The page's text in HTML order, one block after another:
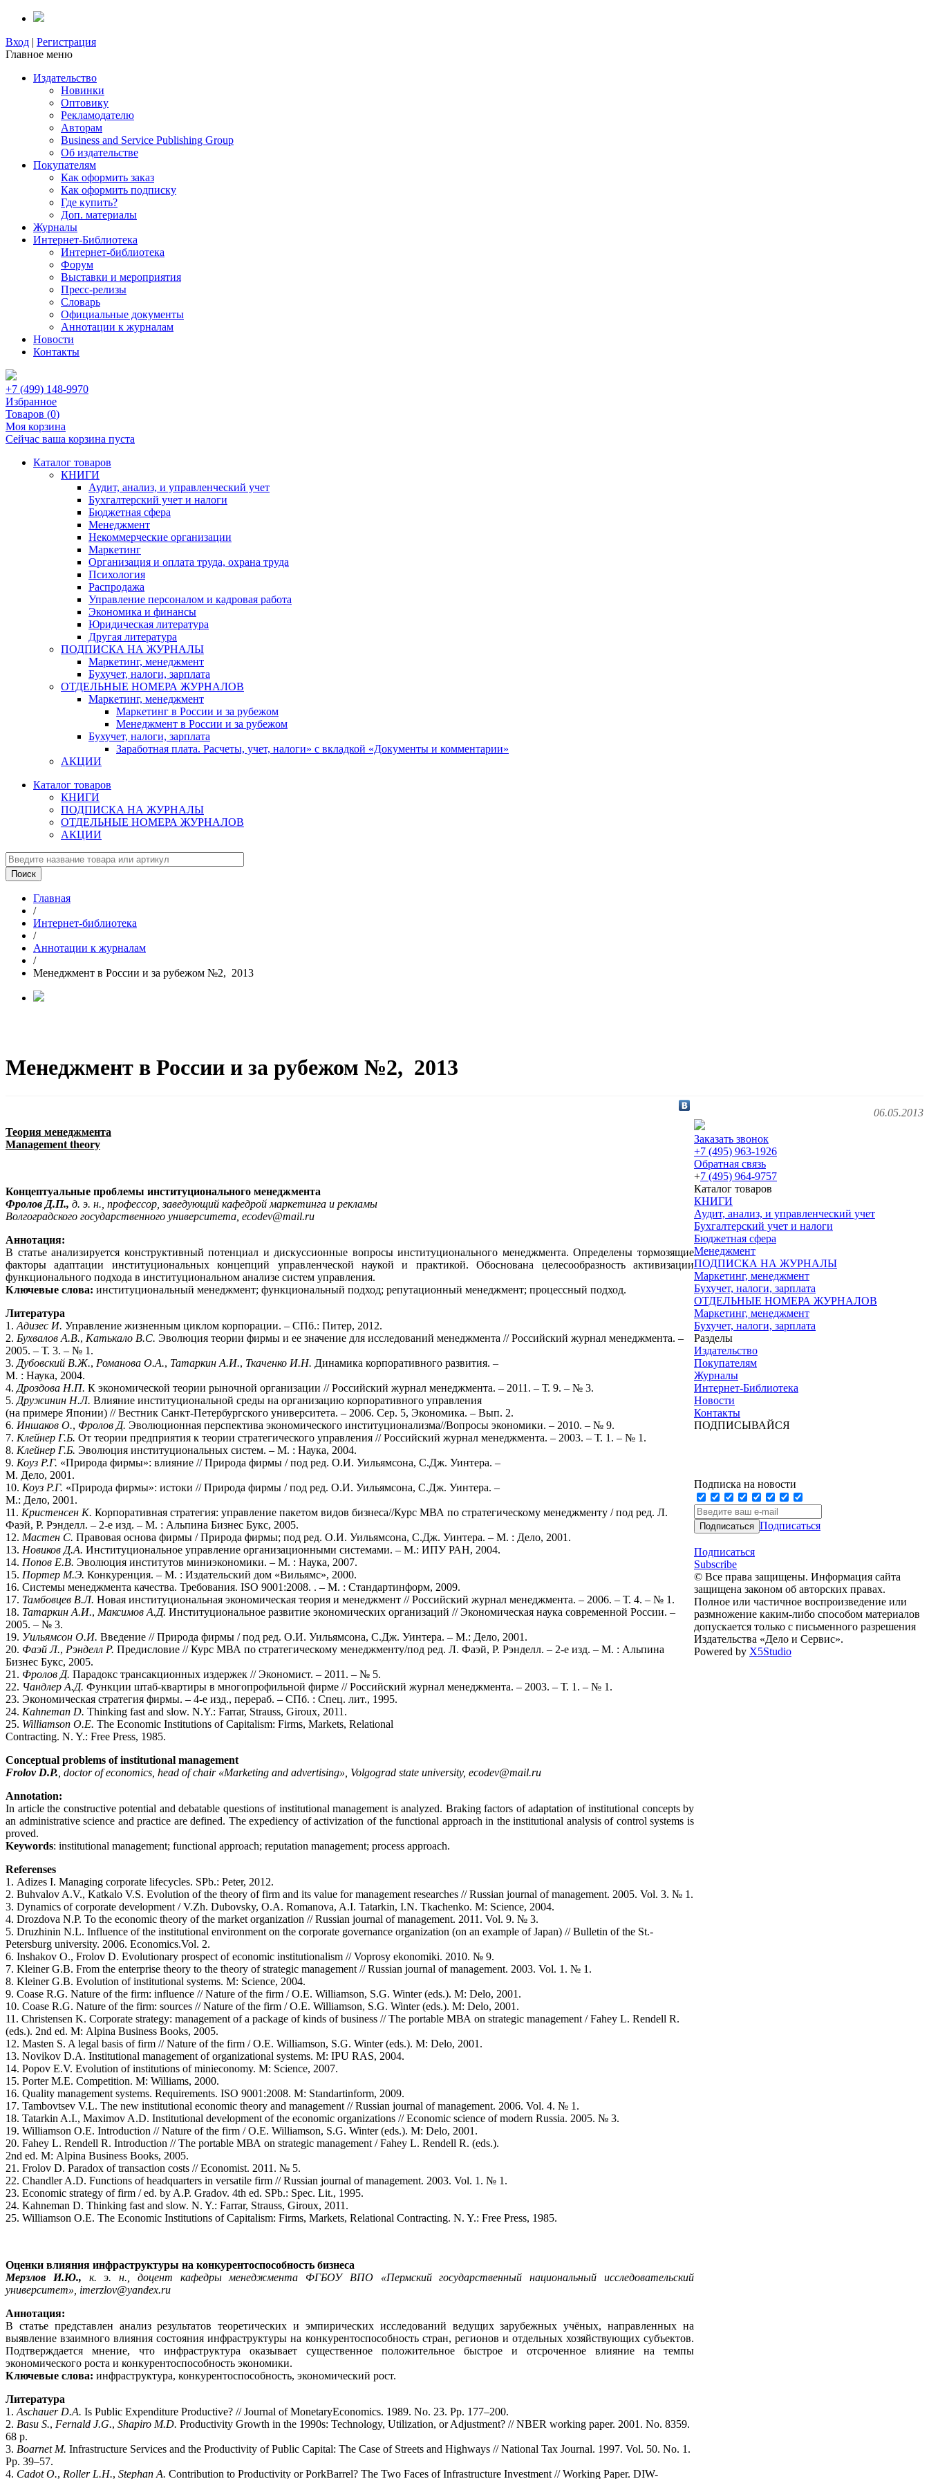
Вход | Регистрация
Главное меню
Издательство
Новинки
Оптовику
Рекламодателю
Авторам
Business and Service Publishing Group
Об издательстве
Покупателям
Как оформить заказ
Как оформить подписку
Где купить?
Доп. материалы
Журналы
Интернет-Библиотека
Интернет-библиотека
Форум
Выставки и мероприятия
Пресс-релизы
Словарь
Официальные документы
Аннотации к журналам
Новости
Контакты
+7 (499) 148-9970
Избранное
Товаров (0)
Моя корзина
Сейчас ваша корзина пуста
Каталог товаров
КНИГИ
Аудит, анализ, и управленческий учет
Бухгалтерский учет и налоги
Бюджетная сфера
Менеджмент
Некоммерческие организации
Маркетинг
Организация и оплата труда, охрана труда
Психология
Распродажа
Управление персоналом и кадровая работа
Экономика и финансы
Юридическая литература
Другая литература
ПОДПИСКА НА ЖУРНАЛЫ
Маркетинг, менеджмент
Бухучет, налоги, зарплата
ОТДЕЛЬНЫЕ НОМЕРА ЖУРНАЛОВ
Маркетинг, менеджмент
Маркетинг в России и за рубежом
Менеджмент в России и за рубежом
Бухучет, налоги, зарплата
Заработная плата. Расчеты, учет, налоги» с вкладкой «Документы и комментарии»
АКЦИИ
Каталог товаров
КНИГИ
ПОДПИСКА НА ЖУРНАЛЫ
ОТДЕЛЬНЫЕ НОМЕРА ЖУРНАЛОВ
АКЦИИ
Главная
/
Интернет-библиотека
/
Аннотации к журналам
/
Менеджмент в России и за рубежом №2, 2013
Менеджмент в России и за рубежом №2, 2013
Теория менеджмента
Management theory
Концептуальные проблемы институционального менеджмента
Фролов Д.П., д. э. н., профессор, заведующий кафедрой маркетинга и рекламы
Волгоградского государственного университета, ecodev@mail.ru
Аннотация:
В статье анализируется конструктивный потенциал и дискуссионные вопросы институционального менеджмента. Определены тормозящие
факторы адаптации институциональных концепций управленческой наукой и практикой. Обоснована целесообразность активизации
функционального подхода в институциональном анализе систем управления.
Ключевые слова: институциональный менеджмент; функциональный подход; репутационный менеджмент; процессный подход.
Литература
1. Адизес И. Управление жизненным циклом корпорации. – СПб.: Питер, 2012.
2. Бухвалов А.В., Катькало В.С. Эволюция теории фирмы и ее значение для исследований менеджмента // Российский журнал менеджмента. –
2005. – Т. 3. – № 1.
3. Дубовский В.Ж., Романова О.А., Татаркин А.И., Ткаченко И.Н. Динамика корпоративного развития. –
М. : Наука, 2004.
4. Дроздова Н.П. К экономической теории рыночной организации // Российский журнал менеджмента. – 2011. – Т. 9. – № 3.
5. Дружинин Н.Л. Влияние институциональной среды на организацию корпоративного управления
(на примере Японии) // Вестник Санкт-Петербургского университета. – 2006. Сер. 5, Экономика. – Вып. 2.
6. Иншаков О., Фролов Д. Эволюционная перспектива экономического институционализма//Вопросы экономики. – 2010. – № 9.
7. Клейнер Г.Б. От теории предприятия к теории стратегического управления // Российский журнал менеджмента. – 2003. – Т. 1. – № 1.
8. Клейнер Г.Б. Эволюция институциональных систем. – М. : Наука, 2004.
9. Коуз Р.Г. «Природа фирмы»: влияние // Природа фирмы / под ред. О.И. Уильямсона, С.Дж. Уинтера. –
М. Дело, 2001.
10. Коуз Р.Г. «Природа фирмы»: истоки // Природа фирмы / под ред. О.И. Уильямсона, С.Дж. Уинтера. –
М.: Дело, 2001.
11. Кристенсен К. Корпоративная стратегия: управление пакетом видов бизнеса//Курс МВА по стратегическому менеджменту / под ред. Л.
Фаэй, Р. Рэнделл. – 2-е изд. – М. : Альпина Бизнес Букс, 2005.
12. Мастен С. Правовая основа фирмы / Природа фирмы; под ред. О.И. Уильямсона, С.Дж. Уинтера. – М. : Дело, 2001.
13. Новиков Д.А. Институциональное управление организационными системами. – М.: ИПУ РАН, 2004.
14. Попов Е.В. Эволюция институтов миниэкономики. – М. : Наука, 2007.
15. Портер М.Э. Конкуренция. – М. : Издательский дом «Вильямс», 2000.
16. Системы менеджмента качества. Требования. ISO 9001:2008. . – М. : Стандартинформ, 2009.
17. Тамбовцев В.Л. Новая институциональная экономическая теория и менеджмент // Российский журнал менеджмента. – 2006. – Т. 4. – № 1.
18. Татаркин А.И., Максимов А.Д. Институциональное развитие экономических организаций // Экономическая наука современной России. –
2005. – № 3.
19. Уильямсон О.И. Введение // Природа фирмы / под ред. О.И. Уильямсона, С.Дж. Уинтера. – М.: Дело, 2001.
20. Фаэй Л., Рэнделл Р. Предисловие // Курс МВА по стратегическому менеджменту/под ред. Л. Фаэй, Р. Рэнделл. – 2-е изд. – М. : Альпина
Бизнес Букс, 2005.
21. Фролов Д. Парадокс трансакционных издержек // Экономист. – 2011. – № 5.
22. Чандлер А.Д. Функции штаб-квартиры в многопрофильной фирме // Российский журнал менеджмента. – 2003. – Т. 1. – № 1.
23. Экономическая стратегия фирмы. – 4-е изд., перераб. – СПб. : Спец. лит., 1995.
24. Kahneman D. Thinking fast and slow. N.Y.: Farrar, Strauss, Giroux, 2011.
25. Williamson O.E. The Economic Institutions of Capitalism: Firms, Markets, Relational
Contracting. N. Y.: Free Press, 1985.
Conceptual problems of institutional management
Frolov D.P. , doctor of economics, head of chair «Marketing and advertising», Volgograd state university, ecodev@mail.ru
Annotation:
In article the constructive potential and debatable questions of institutional management is analyzed. Braking factors of adaptation of institutional concepts by
an administrative science and practice are defined. The expediency of activization of the functional approach in the institutional analysis of control systems is
proved.
Keywords: institutional management; functional approach; reputation management; process approach.
Referenses
1. Аdizes I. Managing corporate lifecycles. SPb.: Peter, 2012.
2. Buhvalov A.V., Katkalo V.S. Evolution of the theory of firm and its value for management researches // Russian journal of management. 2005. Vol. 3. № 1.
3. Dynamics of corporate development / V.Zh. Dubovsky, O.A. Romanova, A.I. Tatarkin, I.N. Tkachenko. М: Science, 2004.
4. Drozdova N.P. To the economic theory of the market organization // Russian journal of management. 2011. Vol. 9. № 3.
5. Druzhinin N.L. Influence of the institutional environment on the corporate governance organization (on an example of Japan) // Bulletin of the St.-
Petersburg university. 2006. Economics.Vol. 2.
6. Inshakov О., Frolov D. Evolutionary prospect of economic institutionalism // Voprosy ekonomiki. 2010. № 9.
7. Kleiner G.B. From the enterprise theory to the theory of strategic management // Russian journal of management. 2003. Vol. 1. № 1.
8. Kleiner G.B. Evolution of institutional systems. М: Science, 2004.
9. Coase R.G. Nature of the firm: influence // Nature of the firm / O.E. Williamson, S.G. Winter (eds.). М: Delo, 2001.
10. Coase R.G. Nature of the firm: sources // Nature of the firm / O.E. Williamson, S.G. Winter (eds.). М: Delo, 2001.
11. Christensen K. Corporate strategy: management of a package of kinds of business // The portable МВА on strategic management / Fahey L. Rendell R.
(eds.). 2nd ed. М: Аlpina Business Books, 2005.
12. Маsten S. A legal basis of firm // Nature of the firm / O.E. Williamson, S.G. Winter (eds.). М: Delo, 2001.
13. Novikov D.A. Institutional management of organizational systems. М: IPU RAS, 2004.
14. Popov E.V. Evolution of institutions of minieconomy. М: Science, 2007.
15. Porter M.E. Competition. М: Williams, 2000.
16. Quality management systems. Requirements. ISO 9001:2008. М: Standartinform, 2009.
17. Tambovtsev V.L. The new institutional economic theory and management // Russian journal of management. 2006. Vol. 4. № 1.
18. Tatarkin A.I., Maximov A.D. Institutional development of the economic organizations // Economic science of modern Russia. 2005. № 3.
19. Williamson O.E. Introduction // Nature of the firm / O.E. Williamson, S.G. Winter (eds.). М: Delo, 2001.
20. Fahey L. Rendell R. Introduction // The portable МВА on strategic management / Fahey L. Rendell R. (eds.).
2nd ed. М: Аlpina Business Books, 2005.
21. Frolov D. Paradox of transaction costs // Economist. 2011. № 5.
22. Chandler A.D. Functions of headquarters in versatile firm // Russian journal of management. 2003. Vol. 1. № 1.
23. Economic strategy of firm / ed. by A.P. Gradov. 4th ed. SPb.: Spec. Lit., 1995.
24. Kahneman D. Thinking fast and slow. N. Y.: Farrar, Strauss, Giroux, 2011.
25. Williamson O.E. The Economic Institutions of Capitalism: Firms, Markets, Relational Contracting. N. Y.: Free Press, 1985.
Оценки влияния инфраструктуры на конкурентоспособность бизнеса
Мерзлов И.Ю., к. э. н., доцент кафедры менеджмента ФГБОУ ВПО «Пермский государственный национальный исследовательский
университет», imerzlov@yandex.ru
Аннотация:
В статье представлен анализ результатов теоретических и эмпирических исследований ведущих зарубежных учёных, направленных на
выявление взаимного влияния состояния инфраструктуры на конкурентоспособность стран, регионов и отдельных хозяйствующих субъектов.
Подтверждается мнение, что инфраструктура оказывает существенное положительное быстрое и отсроченное влияние на темпы
экономического роста и конкурентоспособность экономики.
Ключевые слова: инфраструктура, конкурентоспособность, экономический рост.
Литература
1. Aschauer D.A. Is Public Expenditure Productive? // Journal of MonetaryEconomics. 1989. No. 23. Pp. 177–200.
2. Basu S., Fernald J.G., Shapiro M.D. Productivity Growth in the 1990s: Technology, Utilization, or Adjustment? // NBER working paper. 2001. No. 8359.
68 p.
3. Boarnet M. Infrastructure Services and the Productivity of Public Capital: The Case of Streets and Highways // National Tax Journal. 1997. Vol. 50. No. 1.
Pp. 39–57.
4. Cadot O., Roller L.H., Stephan A. Contribution to Productivity or PorkBarrel? The Two Faces of Infrastructure Investment // Working Paper. DIW-
06.05.2013
Заказать звонок
+7 (495) 963-1926
Обратная связь
+7 (495) 964-9757
Каталог товаров
КНИГИ
Аудит, анализ, и управленческий учет
Бухгалтерский учет и налоги
Бюджетная сфера
Менеджмент
ПОДПИСКА НА ЖУРНАЛЫ
Маркетинг, менеджмент
Бухучет, налоги, зарплата
ОТДЕЛЬНЫЕ НОМЕРА ЖУРНАЛОВ
Маркетинг, менеджмент
Бухучет, налоги, зарплата
Разделы
Издательство
Покупателям
Журналы
Интернет-Библиотека
Новости
Контакты
ПОДПИСЫВАЙСЯ
Подписка на новости
Подписаться
Подписаться
Subscribe
© Все права защищены. Информация сайта
защищена законом об авторских правах.
Полное или частичное воспроизведение или
размножение каким-либо способом материалов
допускается только с письменного разрешения
Издательства «Дело и Сервис».
Powered by X5Studio